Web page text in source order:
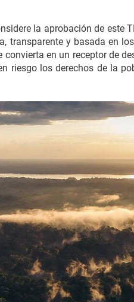
la aprobación de este
transparente y basada en
en un receptor de
riesgo los derechos de la